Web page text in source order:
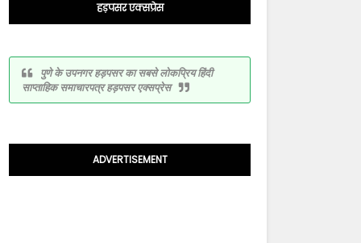
हड़पसर एक्सप्रेस
पुणे के उपनगर हड़पसर का सबसे लोकप्रिय हिंदी
साप्ताहिक समाचारपत्र हड़पसर एक्सप्रेस
ADVERTISEMENT